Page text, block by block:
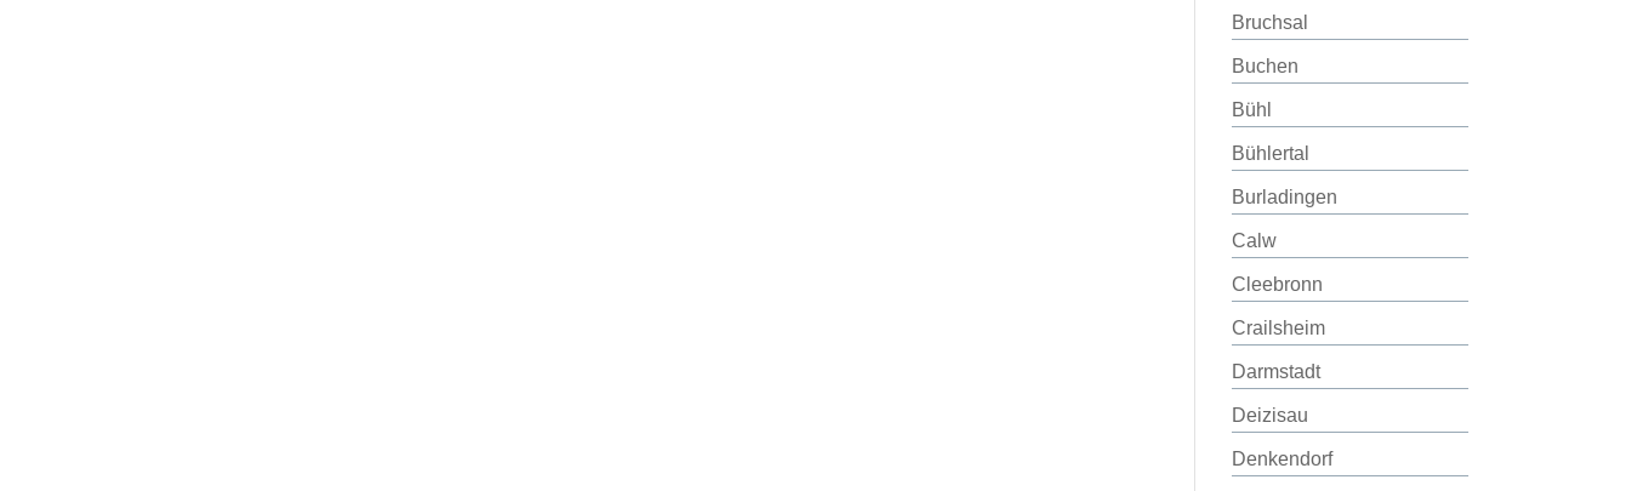
Bruchsal
Buchen
Bühl
Bühlertal
Burladingen
Calw
Cleebronn
Crailsheim
Darmstadt
Deizisau
Denkendorf